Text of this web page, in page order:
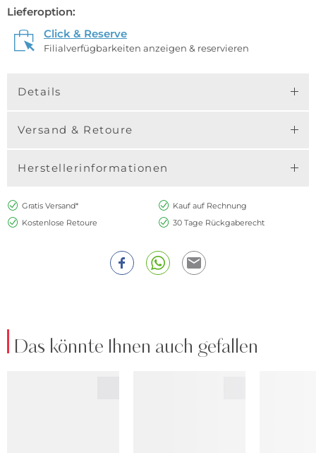
Lieferoption:
Click & Reserve
Filialverfügbarkeiten anzeigen & reservieren
Details
Versand & Retoure
Herstellerinformationen
Gratis Versand*
Kauf auf Rechnung
Kostenlose Retoure
30 Tage Rückgaberecht
Das könnte Ihnen auch gefallen